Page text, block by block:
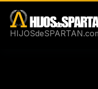
contenido